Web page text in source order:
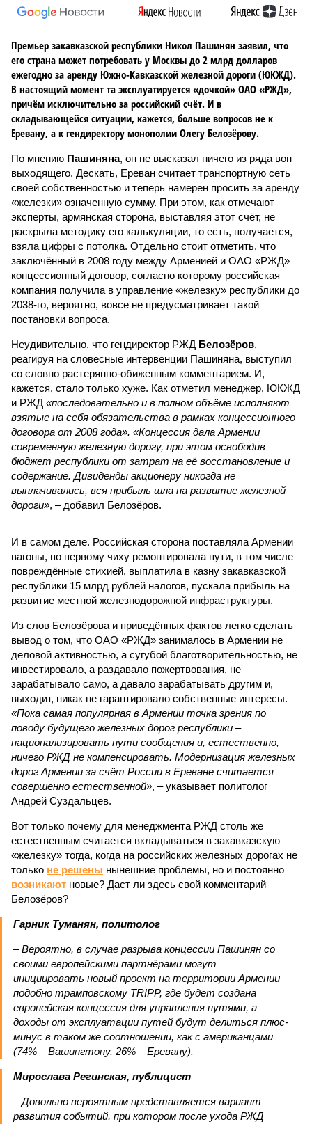
Премьер закавказской республики Никол Пашинян заявил, что
его страна может потребовать у Москвы до 2 млрд долларов
ежегодно за аренду Южно-Кавказской железной дороги (ЮКЖД).
В настоящий момент та эксплуатируется «дочкой» ОАО «РЖД»,
причём исключительно за российский счёт. И в
складывающейся ситуации, кажется, больше вопросов не к
Еревану, а к гендиректору монополии Олегу Белозёрову.
По мнению Пашиняна, он не высказал ничего из ряда вон
выходящего. Дескать, Ереван считает транспортную сеть
своей собственностью и теперь намерен просить за аренду
«железки» означенную сумму. При этом, как отмечают
эксперты, армянская сторона, выставляя этот счёт, не
раскрыла методику его калькуляции, то есть, получается,
взяла цифры с потолка. Отдельно стоит отметить, что
заключённый в 2008 году между Арменией и ОАО «РЖД»
концессионный договор, согласно которому российская
компания получила в управление «железку» республики до
2038-го, вероятно, вовсе не предусматривает такой
постановки вопроса.
Неудивительно, что гендиректор РЖД Белозёров,
реагируя на словесные интервенции Пашиняна, выступил
со словно растерянно-обиженным комментарием. И,
кажется, стало только хуже. Как отметил менеджер, ЮКЖД
и РЖД «последовательно и в полном объёме исполняют
взятые на себя обязательства в рамках концессионного
договора от 2008 года». «Концессия дала Армении
современную железную дорогу, при этом освободив
бюджет республики от затрат на её восстановление и
содержание. Дивиденды акционеру никогда не
выплачивались, вся прибыль шла на развитие железной
дороги», – добавил Белозёров.
И в самом деле. Российская сторона поставляла Армении
вагоны, по первому чиху ремонтировала пути, в том числе
повреждённые стихией, выплатила в казну закавказской
республики 15 млрд рублей налогов, пускала прибыль на
развитие местной железнодорожной инфраструктуры.
Из слов Белозёрова и приведённых фактов легко сделать
вывод о том, что ОАО «РЖД» занималось в Армении не
деловой активностью, а сугубой благотворительностью, не
инвестировало, а раздавало пожертвования, не
зарабатывало само, а давало зарабатывать другим и,
выходит, никак не гарантировало собственные интересы.
«Пока самая популярная в Армении точка зрения по
поводу будущего железных дорог рес­публики –
национализировать пути сообщения и, естественно,
ничего РЖД не компенсировать. Модернизация железных
дорог Армении за счёт России в Ереване считается
совершенно естественной», – указывает политолог
Андрей Суздальцев.
Вот только почему для менеджмента РЖД столь же
естественным считается вкладываться в закавказскую
«железку» тогда, когда на российских железных дорогах не
только не решены нынешние проблемы, но и постоянно
возникают новые? Даст ли здесь свой комментарий
Белозёров?
Гарник Туманян, политолог
– Вероятно, в случае разрыва концессии Пашинян со
своими европейскими партнёрами могут
инициировать новый проект на территории Армении
подобно трамповскому TRIPP, где будет создана
европейская концессия для управления путями, а
доходы от эксплуатации путей будут делиться плюс-
минус в таком же соотношении, как с американцами
(74% – Вашингтону, 26% – Еревану).
Мирослава Регинская, публицист
– Довольно вероятным представляется вариант
развития событий, при котором после ухода РЖД